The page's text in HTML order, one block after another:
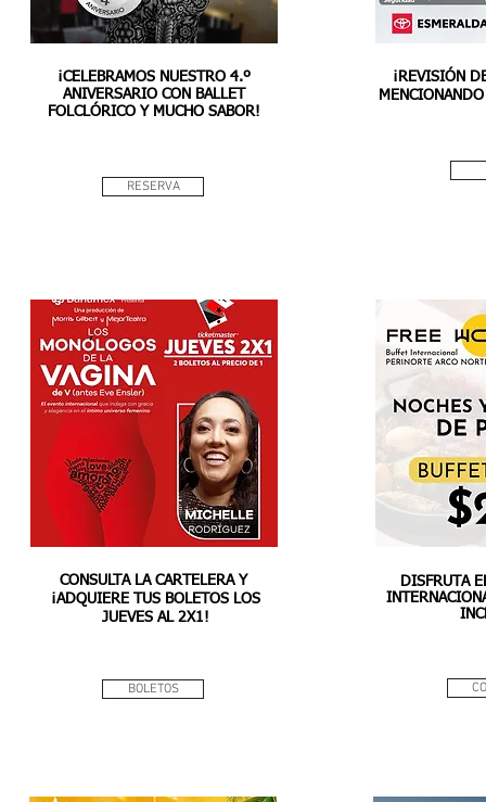
¡CELEBRAMOS NUESTRO 4.º
ANIVERSARIO CON BALLET
FOLCLÓRICO Y MUCHO SABOR!
RESERVA
¡REVISIÓN
CONSULTA LA CARTELERA Y
¡ADQUIERE TUS BOLETOS LOS
JUEVES AL 2X1!
BOLETOS
DISFRUTA